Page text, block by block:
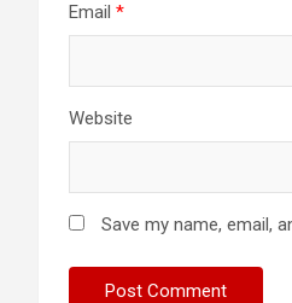
Email *
Website
Save my name, email,